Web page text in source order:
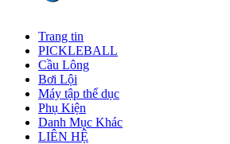
Trang tin
PICKLEBALL
Cầu Lông
Bơi Lội
Máy tập thể dục
Phụ Kiện
Danh Mục Khác
LIÊN HỆ